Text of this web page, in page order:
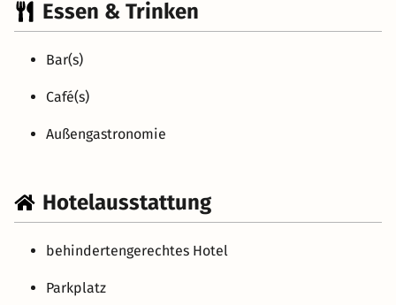
Essen & Trinken
Bar(s)
Café(s)
Außengastronomie
Hotelausstattung
behindertengerechtes Hotel
Parkplatz